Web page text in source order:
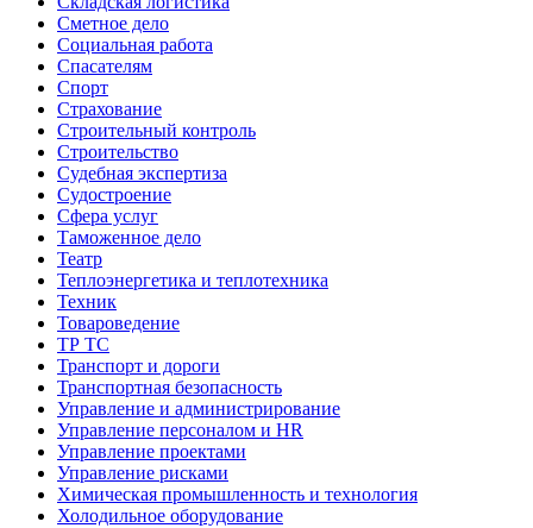
Сметное дело
Социальная работа
Спасателям
Спорт
Страхование
Строительный контроль
Строительство
Судебная экспертиза
Судостроение
Сфера услуг
Таможенное дело
Театр
Теплоэнергетика и теплотехника
Техник
Товароведение
ТР ТС
Транспорт и дороги
Транспортная безопасность
Управление и администрирование
Управление персоналом и HR
Управление проектами
Управление рисками
Химическая промышленность и технология
Холодильное оборудование